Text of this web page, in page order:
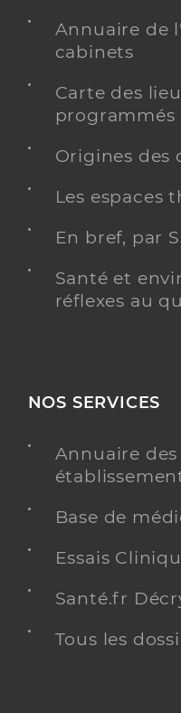
Annuaire de
cabinets
Carte des
programmés
Origines des
Les espaces
En bref, par
Santé et
réflexes au
NOS SERVICES
Annuaire
Base de
Essais
Santé.fr
Tous les